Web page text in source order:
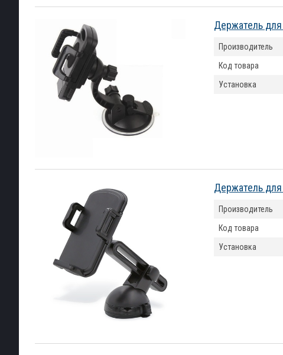
Держатель
Производитель
Код товара
Установка
Держатель
Производитель
Код товара
Установка